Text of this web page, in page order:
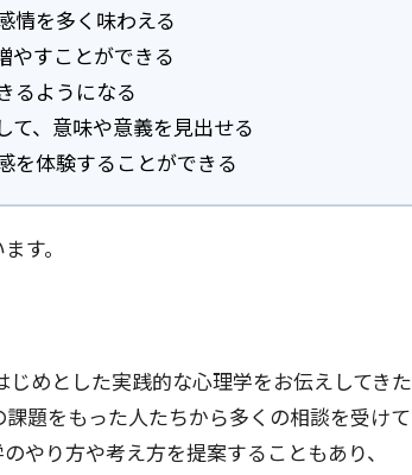
情を多く味わえる
やすことができる
るようになる
て、意味や意義を見出せる
を体験することができる
す。
めとした実践的な心理学をお伝えしてきた
題をもった人たちから多くの相談を受けて
やり方や考え方を提案することもあり、